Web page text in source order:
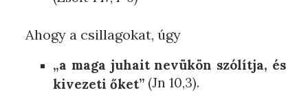
Ahogy a csillagokat, úgy
„a maga juhait nevükön szólítja, és
kivezeti őket” (Jn 10,3).